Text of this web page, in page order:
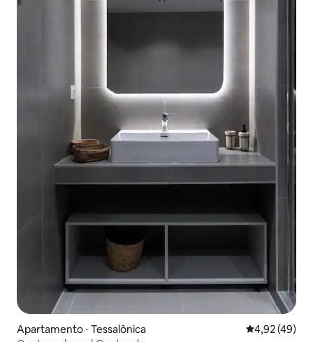
Apartamento ⋅ Tessalônica 4,92 de uma
4,92 (49)